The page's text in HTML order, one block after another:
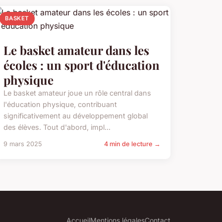
BASKET
Le basket amateur dans les
écoles : un sport d'éducation
physique
Le basket amateur joue un rôle central dans
l'éducation physique, contribuant
significativement au développement global
des élèves. Tout d'abord, impl...
9 mars 2025 4 min de lecture →